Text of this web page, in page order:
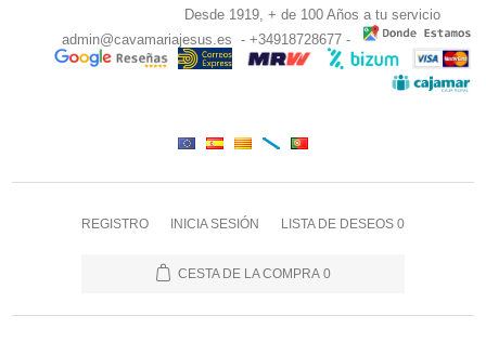
Desde 1919, + de 100 Años a tu servicio
admin@cavamariajesus.es
- +34918728677 -
REGISTRO INICIA SESIÓN LISTA DE DESEOS 0
CESTA DE LA COMPRA 0